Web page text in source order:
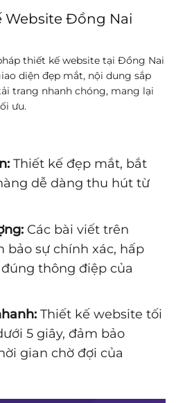
Website Đồng Nai
thiết kế website tại Đồng Nai
diện đẹp mắt, nội dung sắp
trang nhanh chóng, mang lại
ưu.
Thiết kế đẹp mắt, bắt
dễ dàng thu hút từ
Các bài viết trên
bảo sự chính xác, hấp
thông điệp của
Thiết kế website tối
5 giây, đảm bảo
gian chờ đợi của